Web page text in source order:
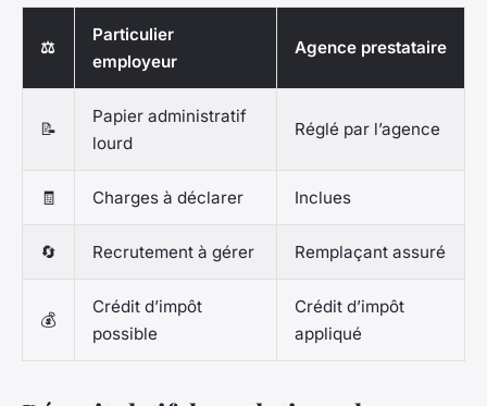
⚖️
Particulier
employeur
Agence prestataire
📝
Papier administratif
lourd
Réglé par l’agence
🧾 Charges à déclarer Inclues
🔄 Recrutement à gérer Remplaçant assuré
💰
Crédit d’impôt
possible
Crédit d’impôt
appliqué